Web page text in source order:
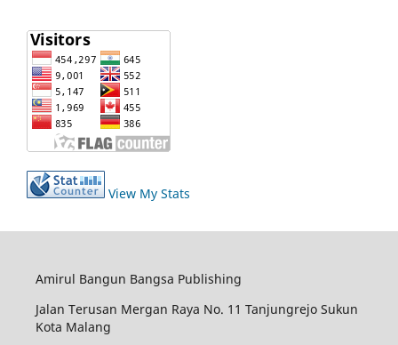
View My Stats
Amirul Bangun Bangsa Publishing
Jalan Terusan Mergan Raya No. 11 Tanjungrejo Sukun
Kota Malang